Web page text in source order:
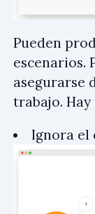
Pueden
escenarios.
asegurarse
trabajo.
Ignora el